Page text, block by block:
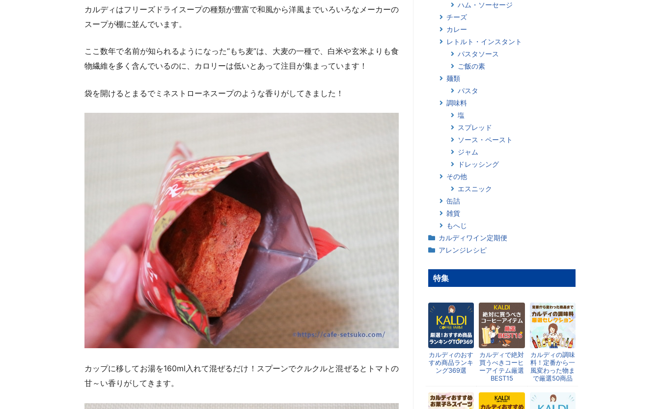
カルディはフリーズドライスープの種類が豊富で和風から洋風までいろいろなメーカーの
スープが棚に並んでいます。
ここ数年で名前が知られるようになった“もち麦”は、大麦の一種で、白米や玄米よりも食
物繊維を多く含んでいるのに、カロリーは低いとあって注目が集まっています！
袋を開けるとまるでミネストローネスープのような香りがしてきました！
カップに移してお湯を160ml入れて混ぜるだけ！スプーンでクルクルと混ぜるとトマトの
甘～い香りがしてきます。
ハム・ソーセージ
チーズ
カレー
レトルト・インスタント
パスタソース
ご飯の素
麺類
パスタ
調味料
塩
スプレッド
ソース・ペースト
ジャム
ドレッシング
その他
エスニック
缶詰
雑貨
もへじ
カルディワイン定期便
アレンジレシピ
特集
カルディのおす
すめ商品ランキ
ング369選
カルディで絶対
買うべきコーヒ
ーアイテム厳選
BEST15
カルディの調味
料！定番から一
風変わった物ま
で厳選50商品